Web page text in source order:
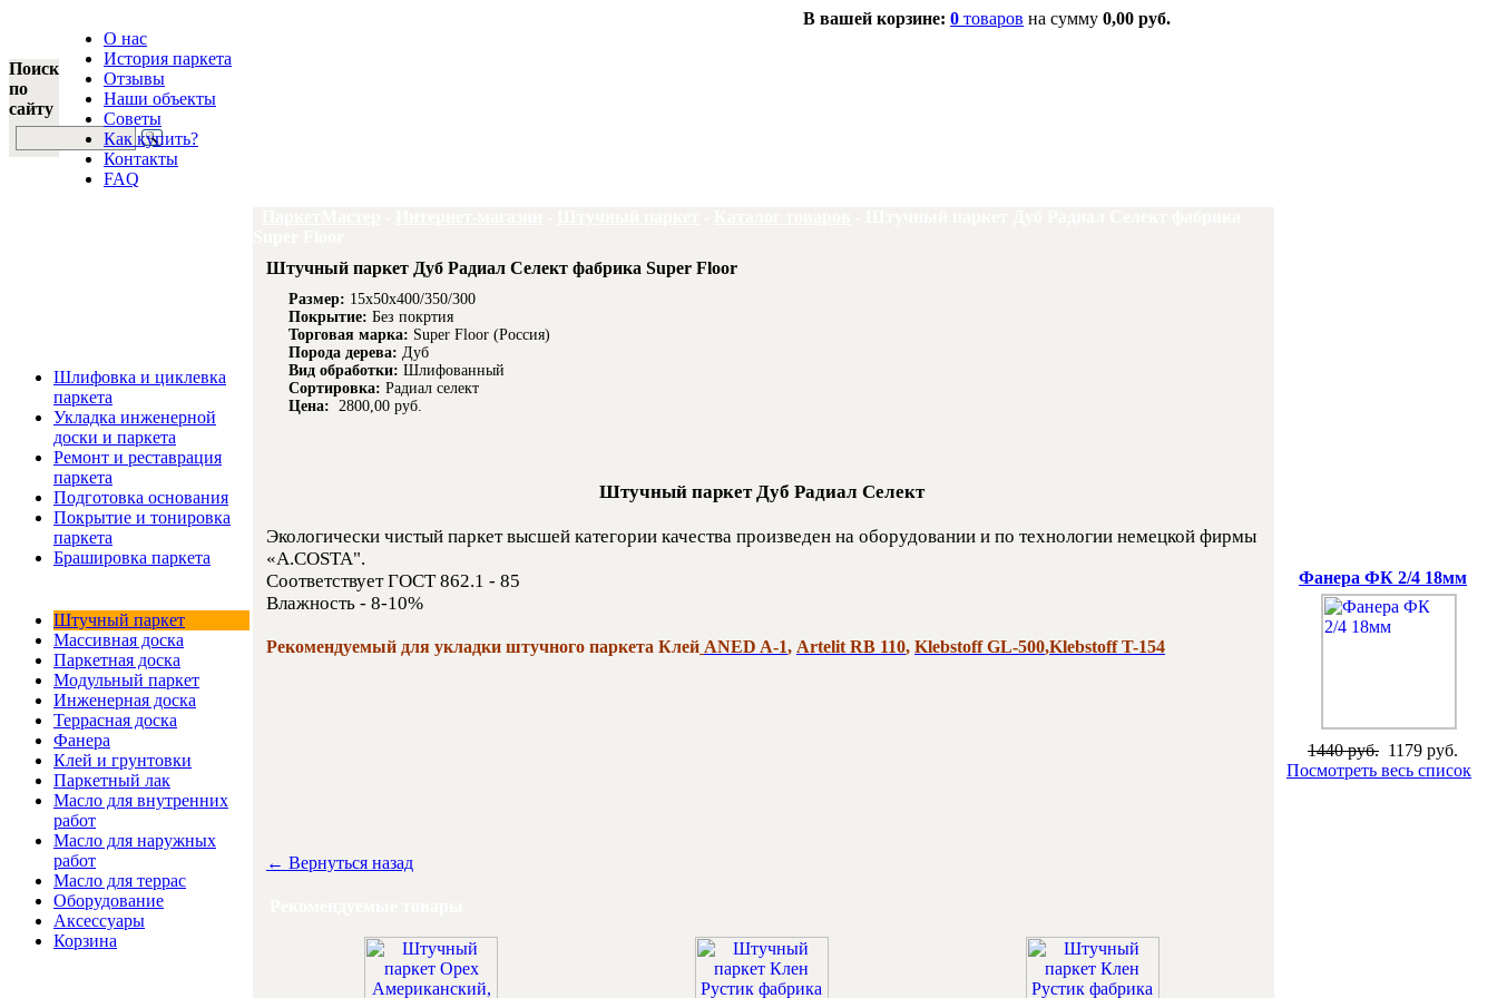
Поиск
по
сайту
В вашей корзине: 0 товаров на сумму 0,00 руб.
О нас
История паркета
Отзывы
Наши объекты
Советы
Как купить?
Контакты
FAQ
Шлифовка и циклевка
паркета
Укладка инженерной
доски и паркета
Ремонт и реставрация
паркета
Подготовка основания
Покрытие и тонировка
паркета
Брашировка паркета
Штучный паркет
Массивная доска
Паркетная доска
Модульный паркет
Инженерная доска
Террасная доска
Фанера
Клей и грунтовки
Паркетный лак
Масло для внутренних
работ
Масло для наружных
работ
Масло для террас
Оборудование
Аксессуары
Корзина
Штучный паркет Дуб Радиал Селект фабрика Super Floor
Размер: 15x50x400/350/300
Покрытие: Без покртия
Торговая марка: Super Floor (Россия)
Порода дерева: Дуб
Вид обработки: Шлифованный
Сортировка: Радиал селект
Цена:
2800,00 руб.
Штучный паркет Дуб Радиал Селект
Экологически чистый паркет высшей категории качества произведен на оборудовании и по технологии немецкой фирмы
«A.COSTA".
Соответствует ГОСТ 862.1 - 85
Влажность - 8-10%
Рекомендуемый для укладки штучного паркета Клей ANED A-1, Artelit RB 110, Klebstoff GL-500,Klebstoff T-154
← Вернуться назад
Фанера ФК 2/4 18мм
1440 руб. 1179 руб.
Посмотреть весь список